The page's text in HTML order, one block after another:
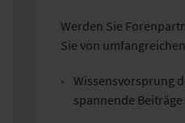
Werden Sie
Sie von
Wissensvorsprung
spannende Beiträge